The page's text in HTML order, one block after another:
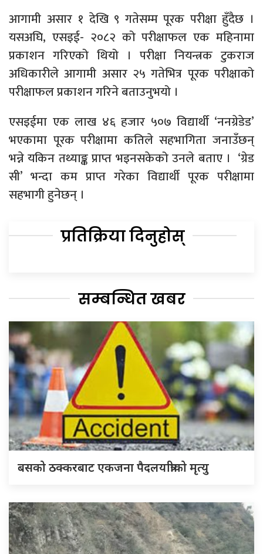
आगामी असार १ देखि ९ गतेसम्म पूरक परीक्षा हुँदैछ ।
यसअघि, एसइई- २०८२ को परीक्षाफल एक महिनामा
प्रकाशन गरिएको थियो । परीक्षा नियन्त्रक टुकराज
अधिकारीले आगामी असार २५ गतेभित्र पूरक परीक्षाको
परीक्षाफल प्रकाशन गरिने बताउनुभयो ।
एसइईमा एक लाख ४६ हजार ५०७ विद्यार्थी ‘ननग्रेडेड’
भएकामा पूरक परीक्षामा कतिले सहभागिता जनाउँछन्
भन्ने यकिन तथ्याङ्क प्राप्त भइनसकेको उनले बताए । ‘ग्रेड
सी’ भन्दा कम प्राप्त गरेका विद्यार्थी पूरक परीक्षामा
सहभागी हुनेछन् ।
प्रतिक्रिया दिनुहोस्
सम्बन्धित खबर
बसको ठक्करबाट एकजना पैदलयात्रीको मृत्यु